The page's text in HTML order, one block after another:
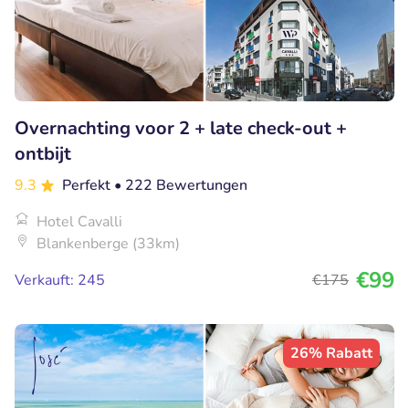
Overnachting voor 2 + late check-out +
ontbijt
9.3 Perfekt • 222 Bewertungen
Hotel Cavalli
Blankenberge (33km)
Verkauft: 245
€175 €99
26% Rabatt